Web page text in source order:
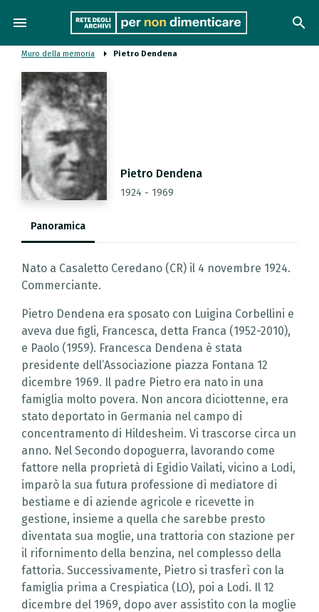
menu search
Muro della memoria Pietro Dendena
Pietro Dendena
1924 - 1969
Panoramica
Nato a Casaletto Ceredano (CR) il 4 novembre 1924.
Commerciante.
Pietro Dendena era sposato con Luigina Corbellini e
aveva due figli, Francesca, detta Franca (1952-2010),
e Paolo (1959). Francesca Dendena è stata
presidente dell’Associazione piazza Fontana 12
dicembre 1969. Il padre Pietro era nato in una
famiglia molto povera. Non ancora diciottenne, era
stato deportato in Germania nel campo di
concentramento di Hildesheim. Vi trascorse circa un
anno. Nel Secondo dopoguerra, lavorando come
fattore nella proprietà di Egidio Vailati, vicino a Lodi,
imparò la sua futura professione di mediatore di
bestiame e di aziende agricole e ricevette in
gestione, insieme a quella che sarebbe presto
diventata sua moglie, una trattoria con stazione per
il rifornimento della benzina, nel complesso della
fattoria. Successivamente, Pietro si trasferì con la
famiglia prima a Crespiatica (LO), poi a Lodi. Il 12
dicembre del 1969, dopo aver assistito con la moglie